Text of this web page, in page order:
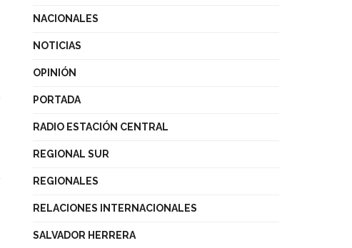
NACIONALES
NOTICIAS
OPINIÓN
PORTADA
RADIO ESTACIÓN CENTRAL
REGIONAL SUR
REGIONALES
RELACIONES INTERNACIONALES
SALVADOR HERRERA